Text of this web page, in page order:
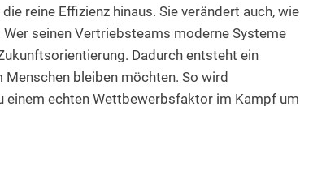
reine Effizienz hinaus. Sie verändert auch, wie
seinen Vertriebsteams moderne Systeme
Dadurch entsteht ein
bleiben möchten. So wird
einem echten Wettbewerbsfaktor im Kampf um